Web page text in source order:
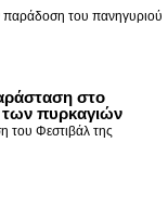
παράδοση του πανηγυριού
στο
πυρκαγιών
του Φεστιβάλ της